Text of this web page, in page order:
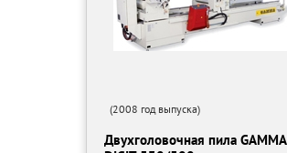
(2008 год выпуска)
Двухголовочная пила GAMMA